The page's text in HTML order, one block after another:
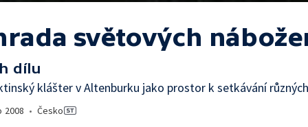
světových
dílu
klášter v Altenburku jako prostor k setkávání
2008 • Česko